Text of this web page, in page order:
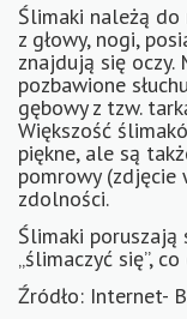
Ślimaki należą do
z głowy, nogi,
znajdują się oczy.
pozbawione
gębowy z tzw.
Większość
piękne, ale są
pomrowy (zdjęcie
zdolności.
Ślimaki
„ślimaczyć się”,
Źródło: Internet-